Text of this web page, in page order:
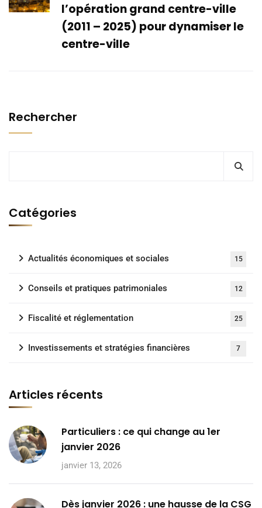
l’opération grand centre-ville
(2011 – 2025) pour dynamiser le
centre-ville
Rechercher
Catégories
Actualités économiques et sociales 15
Conseils et pratiques patrimoniales 12
Fiscalité et réglementation 25
Investissements et stratégies financières 7
Articles récents
Particuliers : ce qui change au 1er
janvier 2026
janvier 13, 2026
Dès janvier 2026 : une hausse de la CSG